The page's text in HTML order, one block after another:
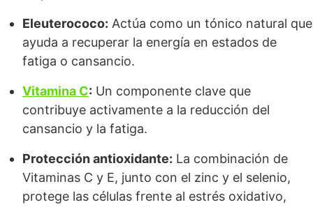
Eleuterococo: Actúa como un tónico natural que
ayuda a recuperar la energía en estados de
fatiga o cansancio.
Vitamina C: Un componente clave que
contribuye activamente a la reducción del
cansancio y la fatiga.
Protección antioxidante: La combinación de
Vitaminas C y E, junto con el zinc y el selenio,
protege las células frente al estrés oxidativo,